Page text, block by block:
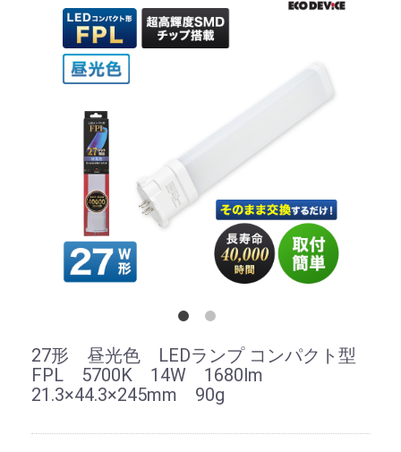
27形 昼光色 LEDランプ コンパクト型
FPL 5700K 14W 1680lm
21.3×44.3×245mm 90g